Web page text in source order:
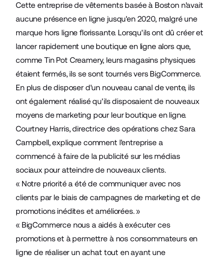
Cette entreprise de vêtements basée à Boston n'avait
aucune présence en ligne jusqu'en 2020, malgré une
marque hors ligne florissante. Lorsqu'ils ont dû créer et
lancer rapidement une boutique en ligne alors que,
comme Tin Pot Creamery, leurs magasins physiques
étaient fermés, ils se sont tournés vers BigCommerce.
En plus de disposer d'un nouveau canal de vente, ils
ont également réalisé qu'ils disposaient de nouveaux
moyens de marketing pour leur boutique en ligne.
Courtney Harris, directrice des opérations chezSara
Campbell, explique comment l'entreprise a
commencé à faire de la publicité sur les médias
sociaux pour atteindre de nouveaux clients.
« Notre priorité a été de communiquer avec nos
clients par le biais de campagnes de marketing et de
promotions inédites et améliorées. »
« BigCommerce nous a aidés à exécuter ces
promotions et à permettre à nos consommateurs en
ligne de réaliser un achat tout en ayant une